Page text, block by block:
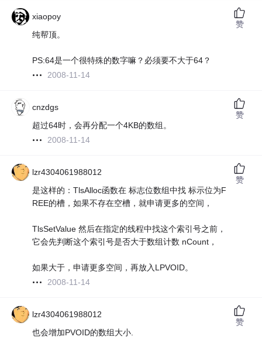
xiaopoy
纯帮顶。
PS:64是一个很特殊的数字嘛？必须要不大于64？
2008-11-14
赞
cnzdgs
超过64时，会再分配一个4KB的数组。
2008-11-14
赞
lzr4304061988012
是这样的：TlsAlloc函数在 标志位数组中找 标示位为F
REE的槽，如果不存在空槽，就申请更多的空间，
TlsSetValue 然后在指定的线程中找这个索引号之前，
它会先判断这个索引号是否大于数组计数 nCount，
如果大于，申请更多空间，再放入LPVOID。
2008-11-14
赞
lzr4304061988012
也会增加PVOID的数组大小.
赞